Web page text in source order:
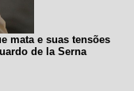
mata e suas tensões
de la Serna